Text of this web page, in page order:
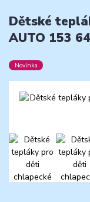
Dětské
AUTO 153
Novinka